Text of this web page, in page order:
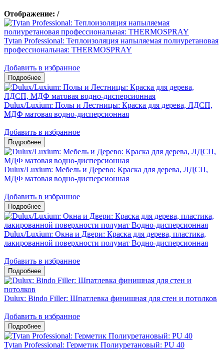
Отображение: /
Tytan Professional: Теплоизоляция напыляемая полиуретановая
профессиональная: THERMOSPRAY
Добавить в избранное
Dulux/Luxium: Полы и Лестницы: Краска для дерева, ЛДСП,
МДФ матовая водно-дисперсионная
Добавить в избранное
Dulux/Luxium: Мебель и Дерево: Краска для дерева, ЛДСП,
МДФ матовая водно-дисперсионная
Добавить в избранное
Dulux/Luxium: Окна и Двери: Краска для дерева, пластика,
лакированной поверхности полумат Водно-дисперсионная
Добавить в избранное
Dulux: Bindo Filler: Шпатлевка финишная для стен и потолков
Добавить в избранное
Tytan Professional: Герметик Полиуретановый: PU 40